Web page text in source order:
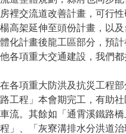
房裡交流道改善計畫，可行
楊高架延伸至頭份計畫，以
體化計畫後龍工區部分，預
他各項重大交通建設，我們都
在各項重大防洪及抗災工程
路工程」本會期完工，有助
車流。其餘如「通霄溪鐵路
程」、「灰寮溝排水分洪道